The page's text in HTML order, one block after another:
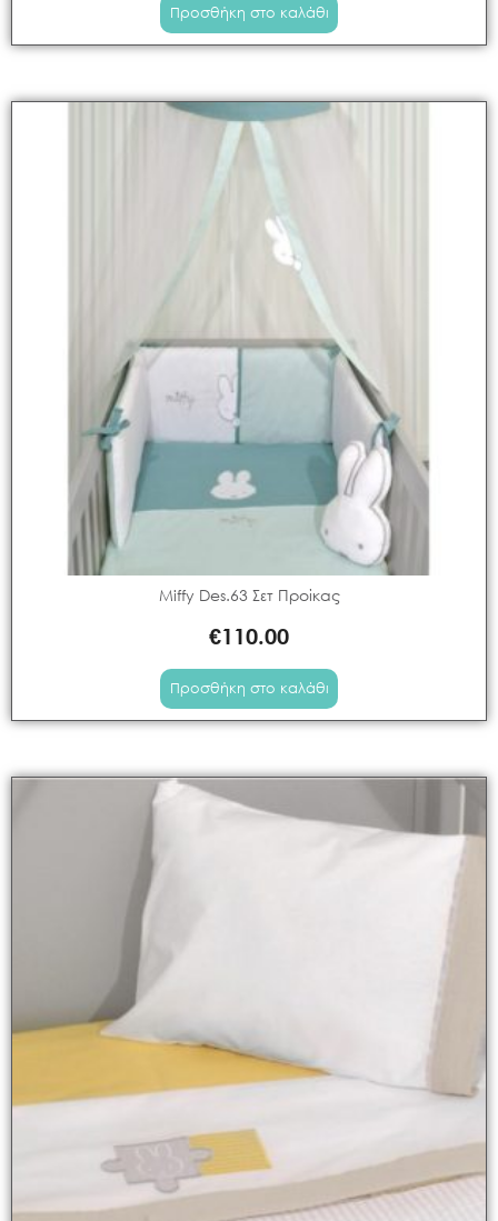
Προσθήκη στο καλάθι
Miffy Des.63 Σετ Προίκας
€110.00
Προσθήκη στο καλάθι